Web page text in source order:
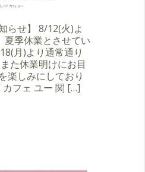
らせ】 8/12(火)よ
夏季休業とさせてい
月)より通常通り
た休業明けにお目
楽しみにしており
カフェ ユー 関 […]